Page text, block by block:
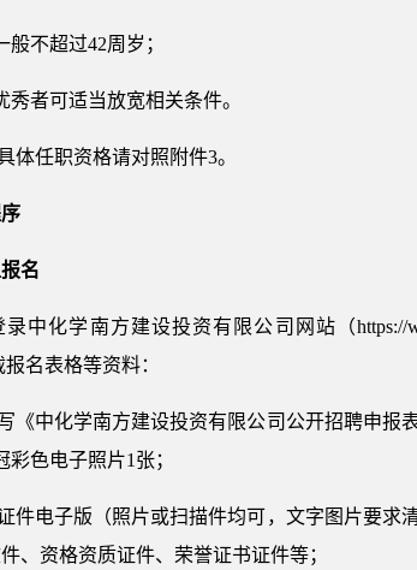
般不超过42周岁；
秀者可适当放宽相关条件。
体任职资格请对照附件3。
名
中化学南方建设投资有限公司网站（https://
名表格等资料：
《中化学南方建设投资有限公司公开招聘申
色电子照片1张；
件电子版（照片或扫描件均可，文字图片要
、资格资质证件、荣誉证书证件等；